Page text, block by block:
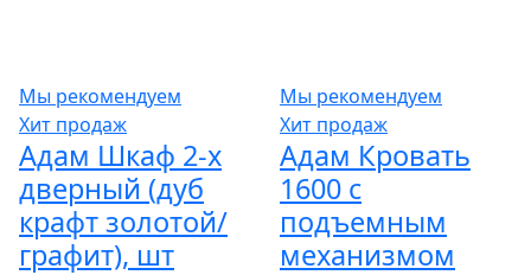
Мы рекомендуем
Хит продаж
Адам Шкаф 2-х
дверный (дуб
крафт золотой/
графит), шт
Мы рекомендуем
Хит продаж
Адам Кровать
1600 с
подъемным
механизмом